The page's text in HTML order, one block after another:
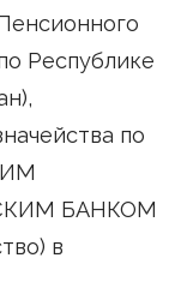
Республике
по
БАНКОМ
в